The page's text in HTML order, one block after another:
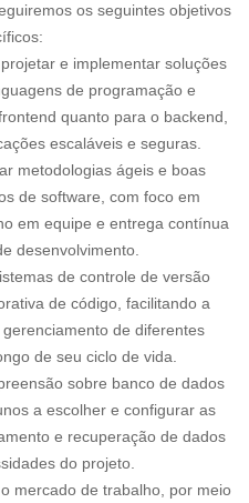
os seguintes objetivos
e implementar soluções
de programação e
quanto para o backend,
escaláveis e seguras.
metodologias ágeis e boas
de software, com foco em
em equipe e entrega contínua
desenvolvimento.
de controle de versão
de código, facilitando a
de diferentes
de seu ciclo de vida.
sobre banco de dados
a escolher e configurar as
e recuperação de dados
do projeto.
mercado de trabalho, por meio